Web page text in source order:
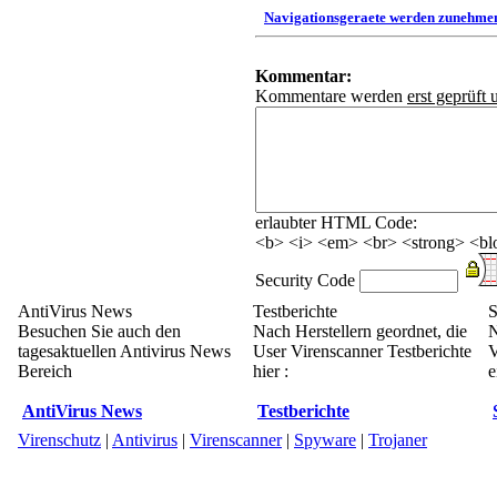
Navigationsgeraete werden
Kommentar:
Kommentare werden erst geprüft
erlaubter HTML Code:
<b> <i> <em> <br> <strong>
Security Code
AntiVirus News
Besuchen Sie auch den
tagesaktuellen Antivirus News
Bereich
AntiVirus News
Testberichte
Nach Herstellern geordnet, die
User Virenscanner Testberichte
hier :
Testberichte
Virenschutz | Antivirus | Virenscanner| Spyware | Trojaner